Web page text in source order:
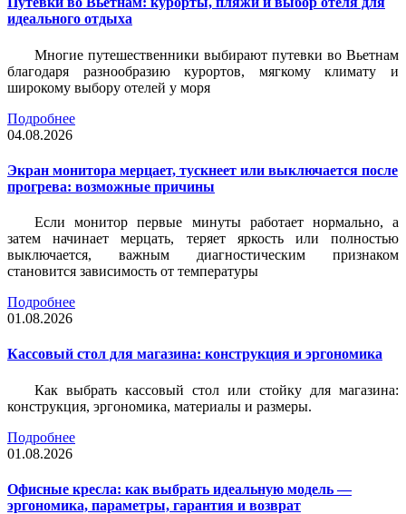
идеального отдыха
Многие путешественники выбирают путевки во Вьетнам
благодаря разнообразию курортов, мягкому климату и
широкому выбору отелей у моря
Подробнее
04.08.2026
Экран монитора мерцает, тускнеет или выключается после
прогрева: возможные причины
Если монитор первые минуты работает нормально, а
затем начинает мерцать, теряет яркость или полностью
выключается, важным диагностическим признаком
становится зависимость от температуры
Подробнее
01.08.2026
Кассовый стол для магазина: конструкция и эргономика
Как выбрать кассовый стол или стойку для магазина:
конструкция, эргономика, материалы и размеры.
Подробнее
01.08.2026
Офисные кресла: как выбрать идеальную модель —
эргономика, параметры, гарантия и возврат